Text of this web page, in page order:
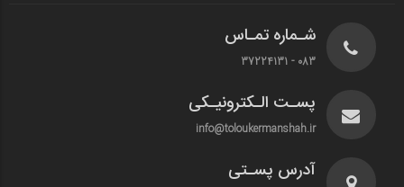
شـماره تمـاس
083 - 37224131
پسـت الـکترونیـکی
info@toloukermanshah.ir
آدرس پسـتی